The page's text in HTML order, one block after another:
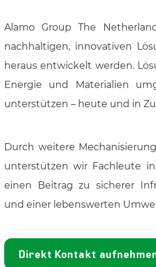
Alamo Group The
nachhaltigen, innovativen
heraus entwickelt werden.
Energie und Materialien
unterstützen – heute und in
Durch weitere
unterstützen wir Fachleute
einen Beitrag zu sicherer
und einer lebenswerten
Direkt Kontakt